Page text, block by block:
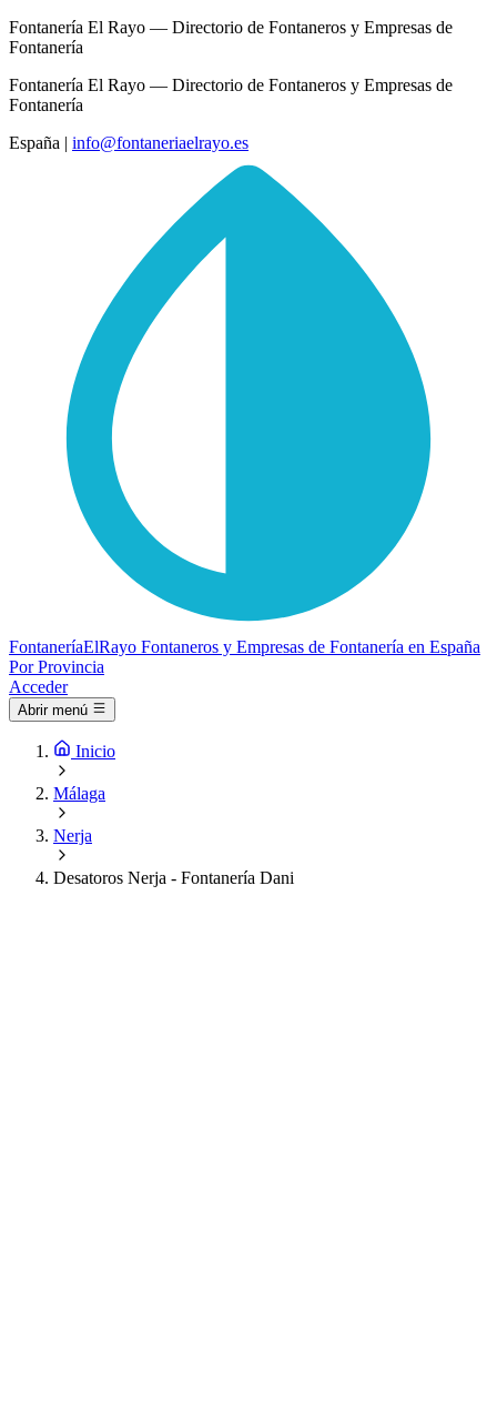
Fontanería El Rayo — Directorio de Fontaneros y Empresas de
Fontanería
Fontanería El Rayo — Directorio de Fontaneros y Empresas de
Fontanería
España | info@fontaneriaelrayo.es
FontaneríaElRayo Fontaneros y Empresas de Fontanería en España
Por Provincia
Acceder
Abrir menú
Inicio
Málaga
Nerja
Desatoros Nerja - Fontanería Dani